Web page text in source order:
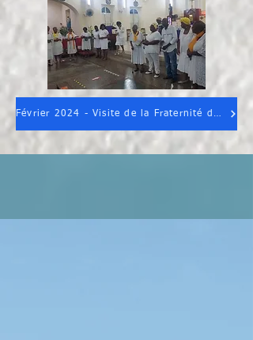
Février 2024 - Visite de la Fraternité de Petit Canal (GUADELOUPE)